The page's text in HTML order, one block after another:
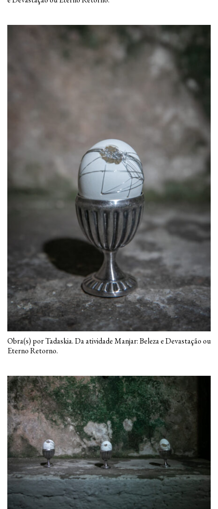
Obra(s) por Tadaskia. Da atividade Manjar: Beleza e Devastação ou
Eterno Retorno.